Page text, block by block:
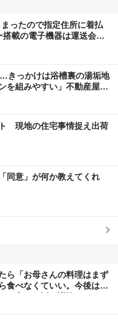
ったので指定住所に着払
載の電子機器は運送会社
た
きっかけは浴槽裏の湯垢地
を組みやすい」不動産屋に
社オンライン
現地の住宅事情捉え出荷
同意」が何か教えてくれ
ら「お母さんの料理はまず
食べなくていい。今後は自
と言った話が議論に